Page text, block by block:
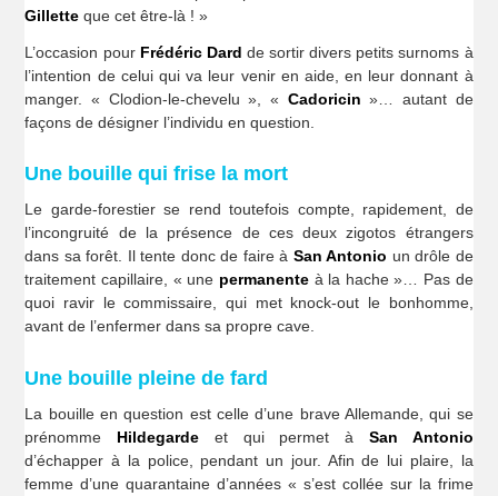
Gillette que cet être-là ! »
L’occasion pour Frédéric Dard de sortir divers petits surnoms à
l’intention de celui qui va leur venir en aide, en leur donnant à
manger. « Clodion-le-chevelu », « Cadoricin »… autant de
façons de désigner l’individu en question.
Une bouille qui frise la mort
Le garde-forestier se rend toutefois compte, rapidement, de
l’incongruité de la présence de ces deux zigotos étrangers
dans sa forêt. Il tente donc de faire à San Antonio un drôle de
traitement capillaire, « une permanenteà la hache »… Pas de
quoi ravir le commissaire, qui met knock-out le bonhomme,
avant de l’enfermer dans sa propre cave.
Une bouille pleine de fard
La bouille en question est celle d’une brave Allemande, qui se
prénomme Hildegarde et qui permet à San Antonio
d’échapper à la police, pendant un jour. Afin de lui plaire, la
femme d’une quarantaine d’années « s’est collée sur la frime